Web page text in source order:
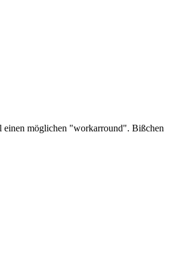
einen möglichen "workarround". Bißchen